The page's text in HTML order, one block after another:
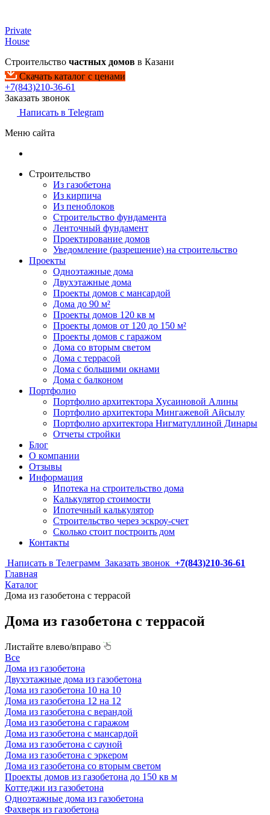
Private
House
Строительство частных домов в Казани
Скачать каталог с ценами
+7(843)210-36-61
Заказать звонок
Написать в Telegram
Меню сайта
Строительство
Из газобетона
Из кирпича
Из пеноблоков
Строительство фундамента
Ленточный фундамент
Проектирование домов
Уведомление (разрешение) на строительство
Проекты
Одноэтажные дома
Двухэтажные дома
Проекты домов с мансардой
Дома до 90 м²
Проекты домов 120 кв м
Проекты домов от 120 до 150 м²
Проекты домов с гаражом
Дома со вторым светом
Дома с террасой
Дома с большими окнами
Дома с балконом
Портфолио
Портфолио архитектора Хусаиновой Алины
Портфолио архитектора Мингажевой Айсылу
Портфолио архитектора Нигматуллиной Динары
Отчеты стройки
Блог
О компании
Отзывы
Информация
Ипотека на строительство дома
Калькулятор стоимости
Ипотечный калькулятор
Строительство через эскроу-счет
Сколько стоит построить дом
Контакты
Написать в Телеграмм Заказать звонок +7(843)210-36-61
Главная
Каталог
Дома из газобетона с террасой
Дома из газобетона с террасой
Листайте влево/вправо
Все
Дома из газобетона
Двухэтажные дома из газобетона
Дома из газобетона 10 на 10
Дома из газобетона 12 на 12
Дома из газобетона с верандой
Дома из газобетона с гаражом
Дома из газобетона с мансардой
Дома из газобетона с сауной
Дома из газобетона с эркером
Дома из газобетона со вторым светом
Проекты домов из газобетона до 150 кв м
Коттеджи из газобетона
Одноэтажные дома из газобетона
Фахверк из газобетона